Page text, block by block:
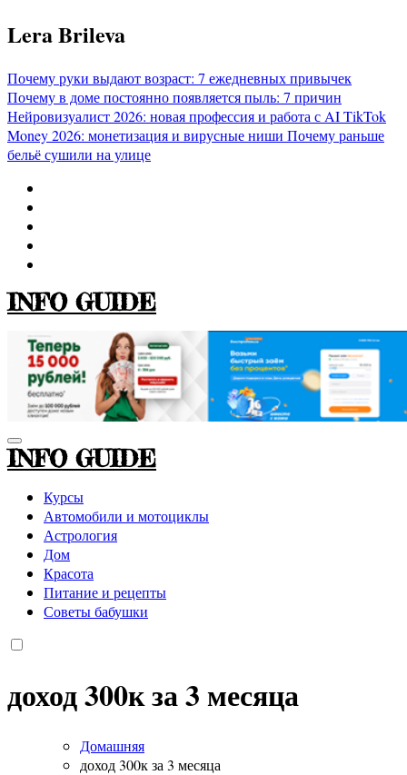
Перейти
к
Lera Brileva
Почему руки выдают возраст: 7 ежедневных привычек
Почему в доме постоянно появляется пыль: 7 причин
Нейровизуалист 2026: новая профессия и работа с AITikTok
Money 2026: монетизация и вирусные ниши Почему раньше
бельё сушили на улице
INFO GUIDE
INFO GUIDE
Курсы
Автомобили и мотоциклы
Астрология
Дом
Красота
Питание и рецепты
Советы бабушки
доход 300к за 3 месяца
Домашняя
доход 300к за 3 месяца